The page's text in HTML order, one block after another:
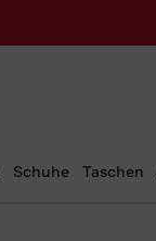
Schuhe Taschen